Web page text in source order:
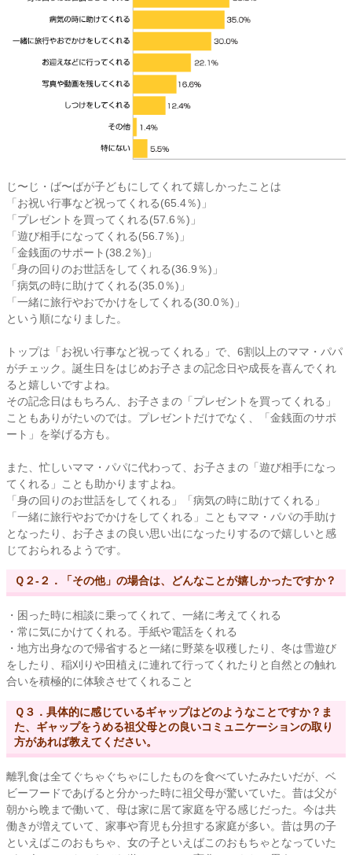
じ〜じ・ば〜ばが子どもにしてくれて嬉しかったことは
「お祝い行事など祝ってくれる(65.4％)」
「プレゼントを買ってくれる(57.6％)」
「遊び相手になってくれる(56.7％)」
「金銭面のサポート(38.2％)」
「身の回りのお世話をしてくれる(36.9％)」
「病気の時に助けてくれる(35.0％)」
「一緒に旅行やおでかけをしてくれる(30.0％)」
という順になりました。
トップは「お祝い行事など祝ってくれる」で、6割以上のママ・パパ
がチェック。誕生日をはじめお子さまの記念日や成長を喜んでくれ
ると嬉しいですよね。
その記念日はもちろん、お子さまの「プレゼントを買ってくれる」
こともありがたいのでは。プレゼントだけでなく、「金銭面のサポ
ート」を挙げる方も。
また、忙しいママ・パパに代わって、お子さまの「遊び相手になっ
てくれる」ことも助かりますよね。
「身の回りのお世話をしてくれる」「病気の時に助けてくれる」
「一緒に旅行やおでかけをしてくれる」こともママ・パパの手助け
となったり、お子さまの良い思い出になったりするので嬉しいと感
じておられるようです。
Ｑ２-２．「その他」の場合は、どんなことが嬉しかったですか？
・困った時に相談に乗ってくれて、一緒に考えてくれる
・常に気にかけてくれる。手紙や電話をくれる
・地方出身なので帰省すると一緒に野菜を収穫したり、冬は雪遊び
をしたり、稲刈りや田植えに連れて行ってくれたりと自然との触れ
合いを積極的に体験させてくれること
Ｑ３．具体的に感じているギャップはどのようなことですか？ま
た、ギャップをうめる祖父母との良いコミュニケーションの取り
方があれば教えてください。
離乳食は全てぐちゃぐちゃにしたものを食べていたみたいだが、ベ
ビーフードであげると分かった時に祖父母が驚いていた。昔は父が
朝から晩まで働いて、母は家に居て家庭を守る感じだった。今は共
働きが増えていて、家事や育児も分担する家庭が多い。昔は男の子
といえばこのおもちゃ、女の子といえばこのおもちゃとなっていた